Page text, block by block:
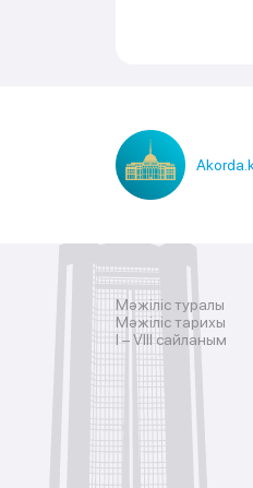
Мәжіліс туралы
Мәжіліс тарихы
I – VIII сайланым